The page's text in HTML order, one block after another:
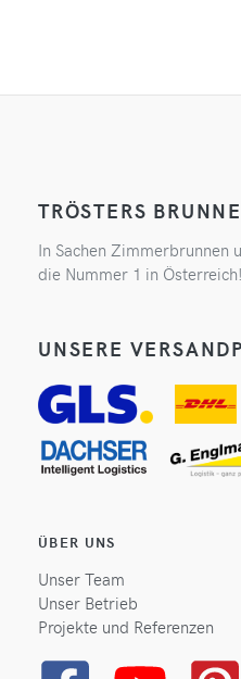
TRÖSTERS
In Sachen Zimmerbrunnen
die Nummer 1 in Österreich!
UNSERE
ÜBER UNS
Unser Team
Unser Betrieb
Projekte und Referenzen